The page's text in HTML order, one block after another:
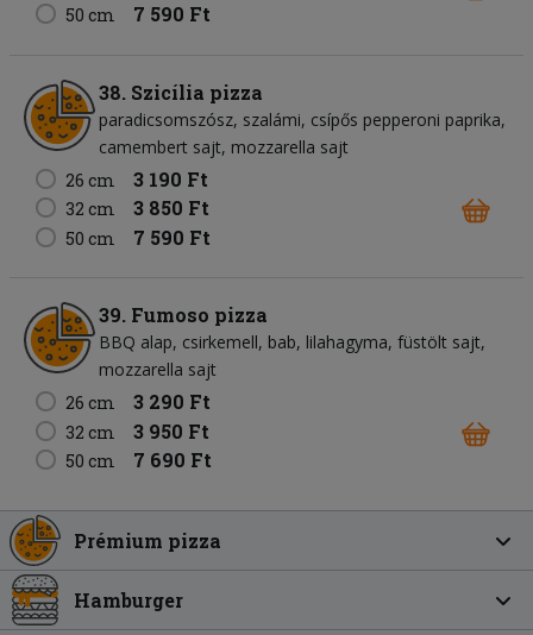
50 cm 7 590 Ft
38. Szicília pizza
paradicsomszósz szalámi csípős pepperoni paprika
camembert sajt mozzarella sajt
26 cm
3 190 Ft
32 cm 3 850 Ft
50 cm 7 590 Ft
39. Fumoso pizza
BBQ alap csirkemell bab lilahagyma füstölt sajt
mozzarella sajt
26 cm
3 290 Ft
32 cm 3 950 Ft
50 cm 7 690 Ft
Prémium pizza
Hamburger